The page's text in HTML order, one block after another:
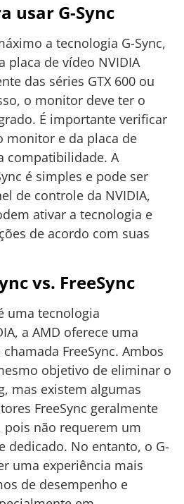
usar G-Sync
a tecnologia G-Sync,
placa de vídeo NVIDIA
das séries GTX 600 ou
o monitor deve ter o
É importante verificar
monitor e da placa de
compatibilidade. A
é simples e pode ser
de controle da NVIDIA,
ativar a tecnologia e
de acordo com suas
vs. FreeSync
uma tecnologia
a AMD oferece uma
FreeSync. Ambos
objetivo de eliminar o
mas existem algumas
FreeSync geralmente
pois não requerem um
dedicado. No entanto, o G-
uma experiência mais
de desempenho e